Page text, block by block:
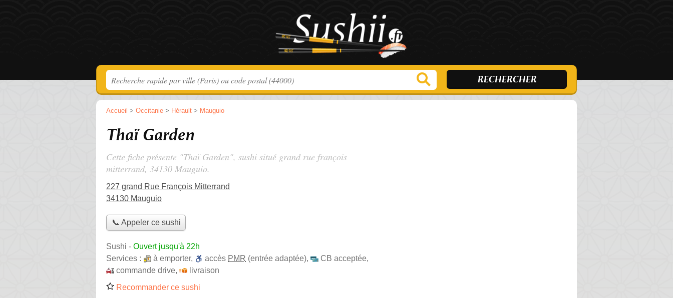
Accueil > Occitanie > Hérault > Mauguio
Thaï Garden
Cette fiche présente "Thaï Garden", sushi situé grand rue françois
mitterrand, 34130 Mauguio.
227 grand Rue François Mitterrand
34130 Mauguio
📞 Appeler ce sushi
Sushi - Ouvert jusqu'à 22h
Services :
à emporter, accès PMR (entrée adaptée), CB acceptée,
commande drive,
livraison
Recommander ce sushi